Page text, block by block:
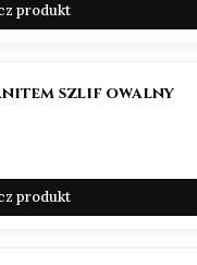
produkt
szlif owalny
produkt